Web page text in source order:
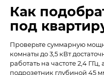
Как
под
Проверьте суммарную
комнаты до 3,5 кВт
работать на частоте 2,4
подрозетник глубиной 45